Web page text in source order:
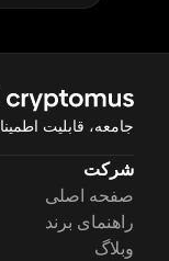
جامعه، قابلیت
شرکت
صفحه اصلی
راهنمای برند
وبلاگ